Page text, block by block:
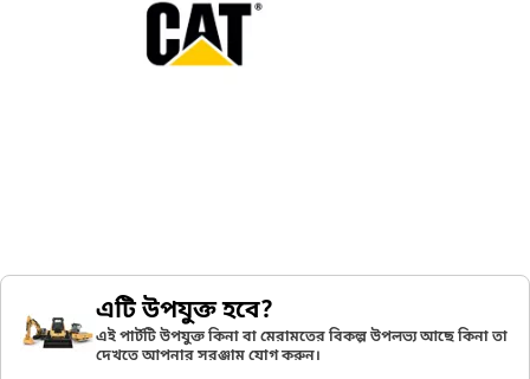
এটি উপযুক্ত হবে?
এই পার্টটি উপযুক্ত কিনা বা মেরামতের বিকল্প উপলভ্য আছে কিনা তা
দেখতে আপনার সরঞ্জাম যোগ করুন।